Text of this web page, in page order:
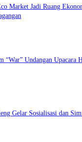
Market Jadi Ruang
“War” Undangan Upacara
Gelar Sosialisasi dan